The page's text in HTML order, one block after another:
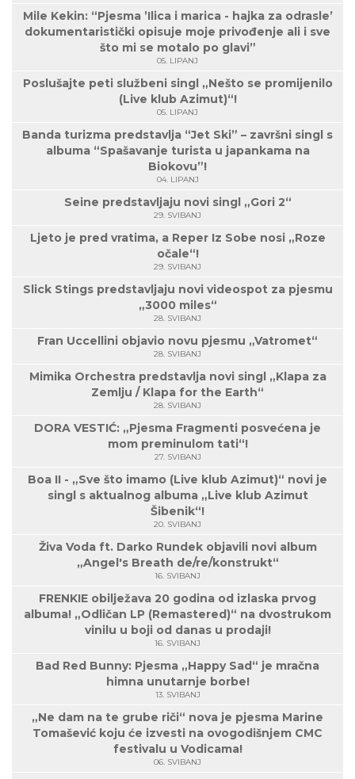
Mile Kekin: “Pjesma ’Ilica i marica - hajka za odrasle’
dokumentaristički opisuje moje privođenje ali i sve
što mi se motalo po glavi”
05. LIPANJ
Poslušajte peti službeni singl „Nešto se promijenilo
(Live klub Azimut)“!
05. LIPANJ
Banda turizma predstavlja “Jet Ski” – završni singl s
albuma “Spašavanje turista u japankama na
Biokovu”!
04. LIPANJ
Seine predstavljaju novi singl „Gori 2“
29. SVIBANJ
Ljeto je pred vratima, a Reper Iz Sobe nosi „Roze
očale“!
29. SVIBANJ
Slick Stings predstavljaju novi videospot za pjesmu
„3000 miles“
28. SVIBANJ
Fran Uccellini objavio novu pjesmu „Vatromet“
28. SVIBANJ
Mimika Orchestra predstavlja novi singl „Klapa za
Zemlju / Klapa for the Earth“
28. SVIBANJ
DORA VESTIĆ: „Pjesma Fragmenti posvećena je
mom preminulom tati“!
27. SVIBANJ
Boa II - „Sve što imamo (Live klub Azimut)“ novi je
singl s aktualnog albuma „Live klub Azimut
Šibenik“!
20. SVIBANJ
Živa Voda ft. Darko Rundek objavili novi album
„Angel's Breath de/re/konstrukt“
16. SVIBANJ
FRENKIE obilježava 20 godina od izlaska prvog
albuma! „Odličan LP (Remastered)“ na dvostrukom
vinilu u boji od danas u prodaji!
16. SVIBANJ
Bad Red Bunny: Pjesma „Happy Sad“ je mračna
himna unutarnje borbe!
13. SVIBANJ
„Ne dam na te grube riči“ nova je pjesma Marine
Tomašević koju će izvesti na ovogodišnjem CMC
festivalu u Vodicama!
06. SVIBANJ